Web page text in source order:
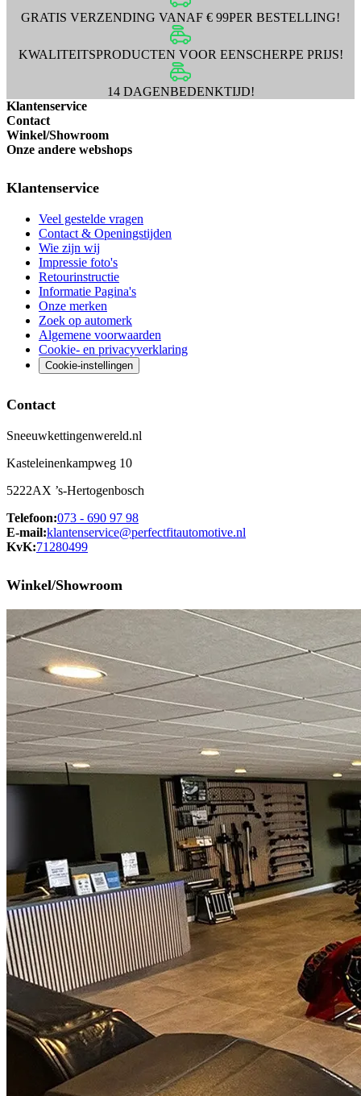
GRATIS VERZENDING VANAF € 99PER BESTELLING!
KWALITEITSPRODUCTEN VOOR EENSCHERPE PRIJS!
14 DAGENBEDENKTIJD!
Klantenservice
Contact
Winkel/Showroom
Onze andere webshops
Klantenservice
Veel gestelde vragen
Contact & Openingstijden
Wie zijn wij
Impressie foto's
Retourinstructie
Informatie Pagina's
Onze merken
Zoek op automerk
Algemene voorwaarden
Cookie- en privacyverklaring
Cookie-instellingen
Contact
Sneeuwkettingenwereld.nl
Kasteleinenkampweg 10
5222AX ’s-Hertogenbosch
Telefoon:073 - 690 97 98
E-mail:klantenservice@perfectfitautomotive.nl
KvK:71280499
Winkel/Showroom